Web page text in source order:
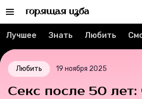
Рубрики
Новости
Лучшее
Лучшее Знать Любить
Любить 19 ноября 2025
Секс после 50 лет: